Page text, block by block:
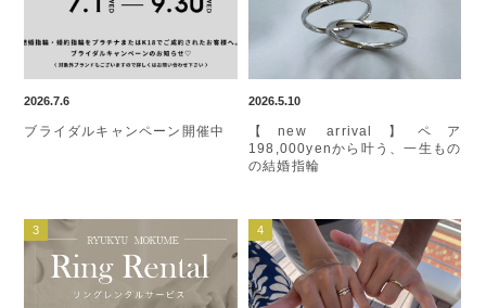
2026.7.6
ブライダルキャンペーン開催中
2026.5.10
【new arrival】ペア
198,000yenから叶う、一生もの
の結婚指輪